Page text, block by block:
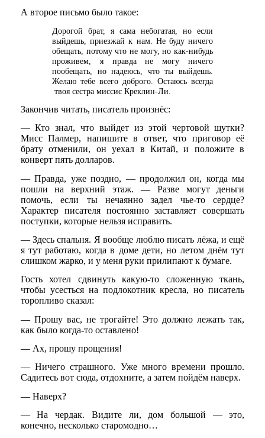
А второе письмо было такое:
Дорогой брат, я сама небогатая, но если
выйдешь, приезжай к нам. Не буду ничего
обещать, потому что не могу, но как-нибудь
проживем, я правда не могу ничего
пообещать, но надеюсь, что ты выйдешь.
Желаю тебе всего доброго. Остаюсь всегда
твоя сестра миссис Креклин-Ли.
Закончив читать, писатель произнёс:
— Кто знал, что выйдет из этой чертовой шутки?
Мисс Палмер, напишите в ответ, что приговор её
брату отменили, он уехал в Китай, и положите в
конверт пять долларов.
— Правда, уже поздно, — продолжил он, когда мы
пошли на верхний этаж. — Разве могут деньги
помочь, если ты нечаянно задел чье-то сердце?
Характер писателя постоянно заставляет совершать
поступки, которые нельзя исправить.
— Здесь спальня. Я вообще люблю писать лёжа, и ещё
я тут работаю, когда в доме дети, но летом днём тут
слишком жарко, и у меня руки прилипают к бумаге.
Гость хотел сдвинуть какую-то сложенную ткань,
чтобы усесться на подлокотник кресла, но писатель
торопливо сказал:
— Прошу вас, не трогайте! Это должно лежать так,
как было когда-то оставлено!
— Ах, прошу прощения!
— Ничего страшного. Уже много времени прошло.
Садитесь вот сюда, отдохните, а затем пойдём наверх.
— Наверх?
— На чердак. Видите ли, дом большой — это,
конечно, несколько старомодно…